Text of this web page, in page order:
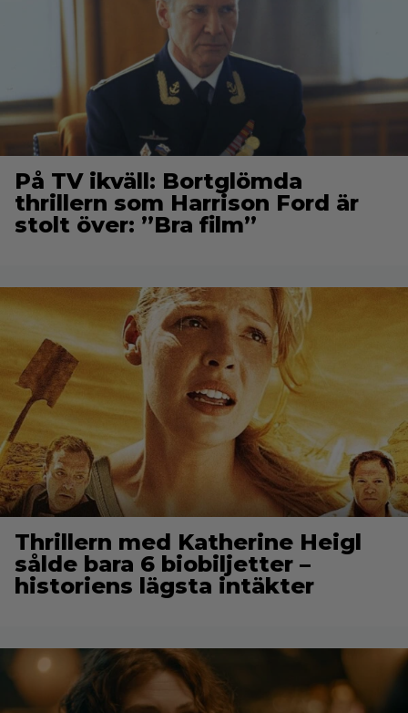
På TV ikväll: Bortglömda
thrillern som Harrison Ford är
stolt över: ”Bra film”
Thrillern med Katherine Heigl
sålde bara 6 biobiljetter –
historiens lägsta intäkter